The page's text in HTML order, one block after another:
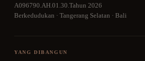
A096790.AH.01.30.Tahun 2026
Berkedudukan · Tangerang Selatan · Bali
YANG DIBANGUN